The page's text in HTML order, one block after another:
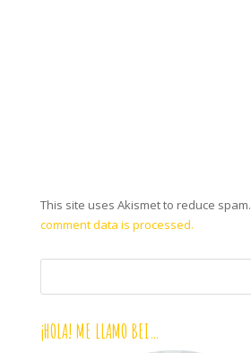
This site uses Akismet to reduce spam.
comment data is processed.
¡HOLA! ME LLAMO BEI…